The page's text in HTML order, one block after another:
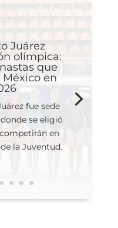
Juárez
olímpica:
que
en
fue sede
se eligió
en
la Juventud.